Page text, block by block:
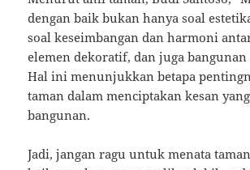
dengan baik bukan hanya soal
soal keseimbangan dan harmoni
elemen dekoratif, dan juga bangunan
Hal ini menunjukkan betapa
taman dalam menciptakan kesan
bangunan.
Jadi, jangan ragu untuk menata